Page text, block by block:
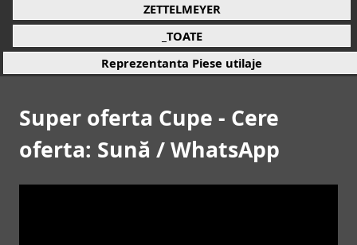
ZETTELMEYER
_TOATE
Reprezentanta Piese utilaje
Super oferta Cupe - Cere
oferta: Sună / WhatsApp